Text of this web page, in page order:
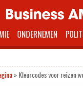
ONDERNEMEN
» Kleurcodes voor reizen